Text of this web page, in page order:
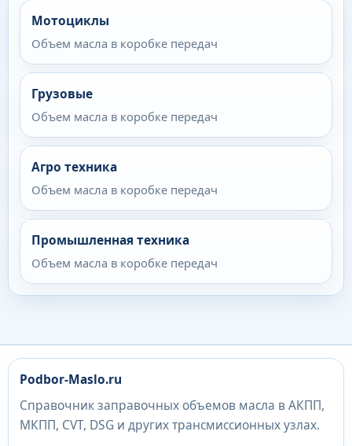
Мотоциклы
Объем масла в коробке передач
Грузовые
Объем масла в коробке передач
Агро техника
Объем масла в коробке передач
Промышленная техника
Объем масла в коробке передач
Podbor-Maslo.ru
Справочник заправочных объемов масла в АКПП,
МКПП, CVT, DSG и других трансмиссионных узлах.